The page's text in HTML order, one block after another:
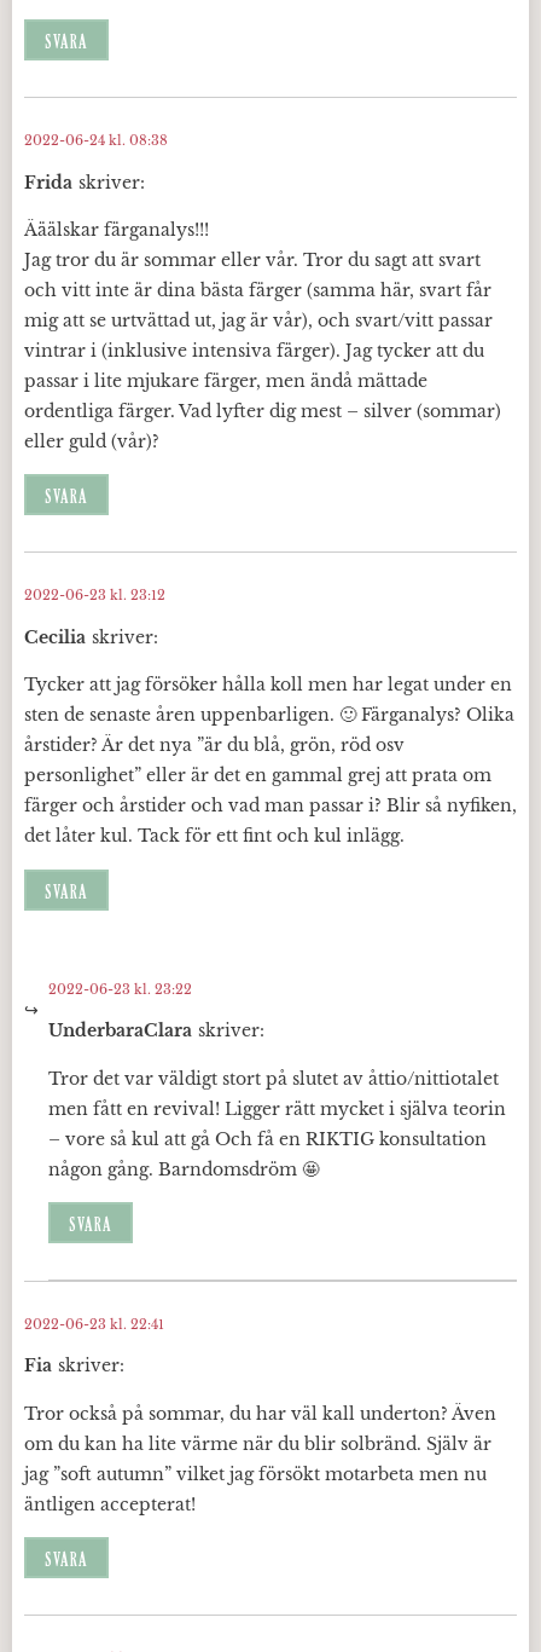
SVARA
Frida skriver:
2022-06-24 kl. 08:38
Ääälskar färganalys!!!
Jag tror du är sommar eller vår. Tror du sagt att svart
och vitt inte är dina bästa färger (samma här, svart får
mig att se urtvättad ut, jag är vår), och svart/vitt passar
vintrar i (inklusive intensiva färger). Jag tycker att du
passar i lite mjukare färger, men ändå mättade
ordentliga färger. Vad lyfter dig mest – silver (sommar)
eller guld (vår)?
SVARA
Cecilia skriver:
2022-06-23 kl. 23:12
Tycker att jag försöker hålla koll men har legat under en
sten de senaste åren uppenbarligen. 🙂 Färganalys? Olika
årstider? Är det nya ”är du blå, grön, röd osv
personlighet” eller är det en gammal grej att prata om
färger och årstider och vad man passar i? Blir så nyfiken,
det låter kul. Tack för ett fint och kul inlägg.
SVARA
UnderbaraClara skriver:
2022-06-23 kl. 23:22
Tror det var väldigt stort på slutet av åttio/nittiotalet
men fått en revival! Ligger rätt mycket i själva teorin
– vore så kul att gå Och få en RIKTIG konsultation
någon gång. Barndomsdröm 🤩
SVARA
Fia skriver:
2022-06-23 kl. 22:41
Tror också på sommar, du har väl kall underton? Även
om du kan ha lite värme när du blir solbränd. Själv är
jag ”soft autumn” vilket jag försökt motarbeta men nu
äntligen accepterat!
SVARA